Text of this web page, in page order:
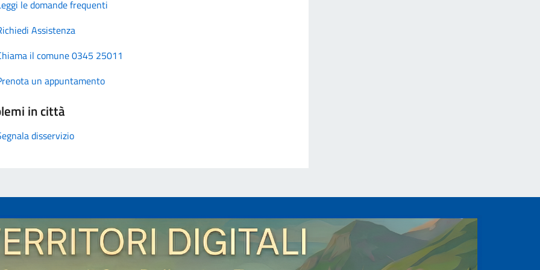
le domande frequenti
Assistenza
il comune 0345 25011
un appuntamento
in città
disservizio